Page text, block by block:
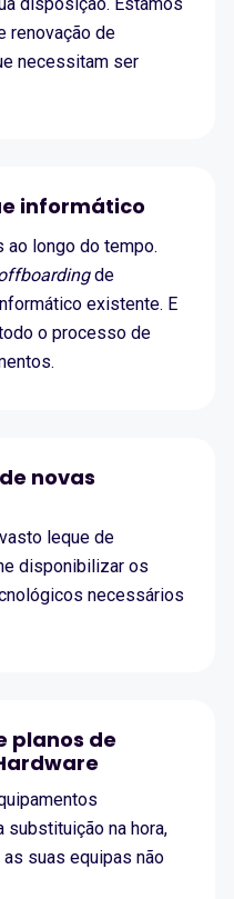
disposição. Estamos
renovação de
necessitam ser
informático
longo do tempo.
de
existente. E
o processo de
novas
leque de
disponibilizar os
necessários
planos de
na hora,
suas equipas não